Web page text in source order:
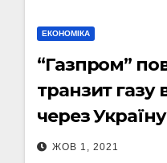
ЕКОНОМІКА
“Газпром”
транзит газу
через Україну
ЖОВ 1, 2021